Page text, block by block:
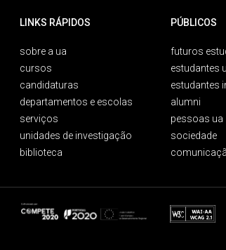
LINKS RÁPIDOS
sobre a ua
cursos
candidaturas
departamentos e escolas
serviços
unidades de investigação
biblioteca
PÚBLICOS
futuros
estudantes
estudantes
alumni
pessoas ua
sociedade